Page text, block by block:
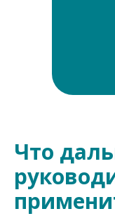
Что